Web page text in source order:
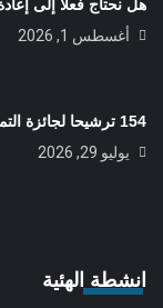
هل نحتاج فعلاً إلى
أغسطس 1, 2026
154 ترشيحا لجائزة التميز الاعلامي العربي في مختلف الفئات
يوليو 29, 2026
انشطة الهئية